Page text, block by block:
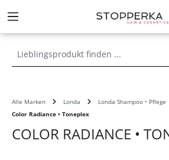
springen
Alle Marken Londa
Londa Shampoo • Pflege
Color Radiance • Toneplex
COLOR RADIANCE •